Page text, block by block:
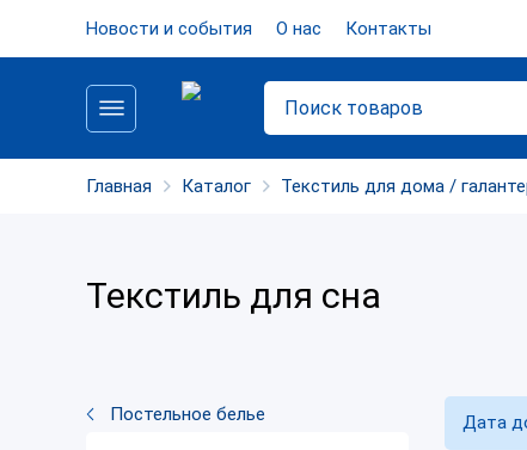
Новости и события О нас Контакты
Главная Каталог Текстиль для дома /
Текстиль для сна
Постельное белье Дата